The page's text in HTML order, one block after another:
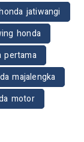
jatiwangi
honda
pertama
majalengka
motor